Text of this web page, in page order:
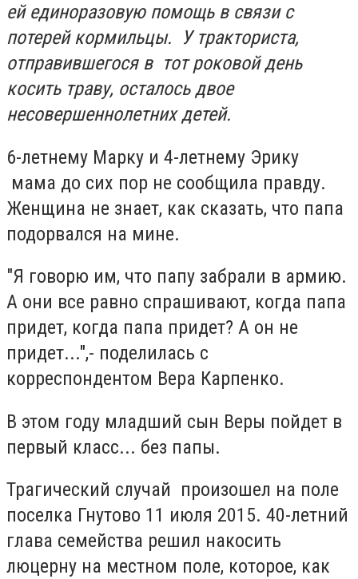
ей единоразовую помощь в связи с
потерей кормильцы. У тракториста,
отправившегося в тот роковой день
косить траву, осталось двое
несовершеннолетних детей.
6-летнему Марку и 4-летнему Эрику
мама до сих пор не сообщила правду.
Женщина не знает, как сказать, что папа
подорвался на мине.
"Я говорю им, что папу забрали в армию.
А они все равно спрашивают, когда папа
придет, когда папа придет? А он не
придет...",- поделилась с
корреспондентом Вера Карпенко.
В этом году младший сын Веры пойдет в
первый класс... без папы.
Трагический случай произошел на поле
поселка Гнутово 11 июля 2015. 40-летний
глава семейства решил накосить
люцерну на местном поле, которое, как